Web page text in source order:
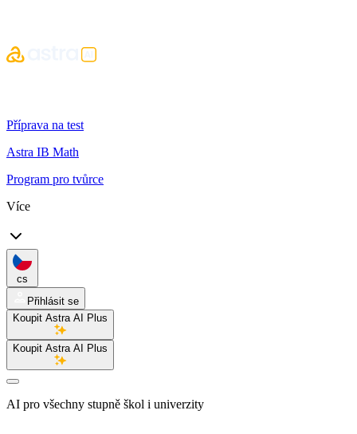
Příprava na test
Astra IB Math
Program pro tvůrce
Více
cs
Přihlásit se
Koupit Astra AI Plus
Koupit Astra AI Plus
AI pro všechny stupně škol i univerzity